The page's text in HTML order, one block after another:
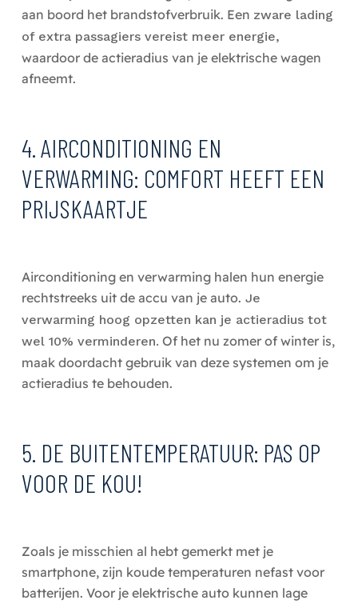
aan boord het brandstofverbruik. Een zware lading
of extra passagiers vereist meer energie,
waardoor de actieradius van je elektrische wagen
afneemt.
4. AIRCONDITIONING EN
VERWARMING: COMFORT HEEFT EEN
PRIJSKAARTJE
Airconditioning en verwarming halen hun energie
rechtstreeks uit de accu van je auto. Je
verwarming hoog opzetten kan je actieradius tot
wel 10% verminderen. Of het nu zomer of winter is,
maak doordacht gebruik van deze systemen om je
actieradius te behouden.
5. DE BUITENTEMPERATUUR: PAS OP
VOOR DE KOU!
Zoals je misschien al hebt gemerkt met je
smartphone, zijn koude temperaturen nefast voor
batterijen. Voor je elektrische auto kunnen lage